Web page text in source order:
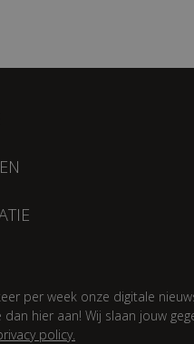
per week onze digitale
dan hier aan! Wij slaan jouw
policy.